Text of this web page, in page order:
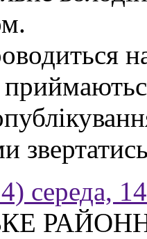
середа,